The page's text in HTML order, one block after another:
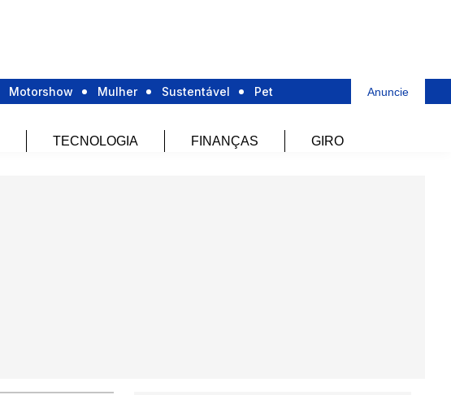
Motorshow Mulher Sustentável Pet Anuncie
TECNOLOGIA FINANÇAS GIRO